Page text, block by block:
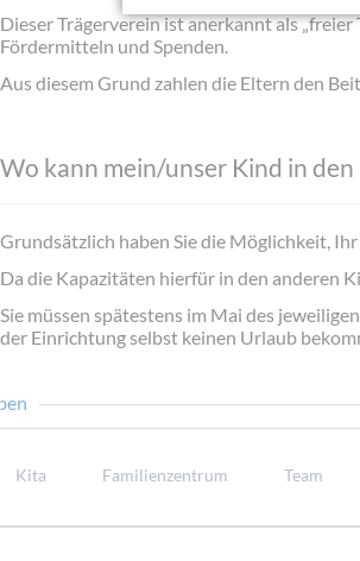
Dieser Trägerverein ist anerkannt als
Fördermitteln und Spenden.
Aus diesem Grund zahlen die Eltern den
Wo kann mein/unser Kind in
Grundsätzlich haben Sie die Möglichkeit,
Da die Kapazitäten hierfür in den anderen
Sie müssen spätestens im Mai des
der Einrichtung selbst keinen Urlaub
Kita Familienzentrum Team